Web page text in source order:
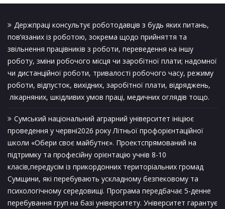
Держпраці консультує роботодавців з будь яких питань,
пов’язаних із роботою, зокрема щодо прийняття та
звільнення працівників з роботи, переведення на іншу
роботу, зміни робочого місця чи заробітної плати; надомної
чи дистанційної роботи, тривалості робочого часу, режиму
роботи, відпусток, вихідних, заробітної плати, відряджень,
лікарняних, шкідливих умов праці, медичних оглядів тощо.
Сумський національний аграрний університет ініціює
проведення у червні2026 року Літньої профорієнтаційної
школи «Обери своє майбутнє». Проектспрямований на
підтримку та професійну орієнтацію учнів 8-10
класів,передусім із прикордонних територіальних громад
Сумщини, які перебувають ускладному безпековому та
психологічному середовищі. Програма передбачає 5-денне
перебування груп на базі університету. Університет гарантує